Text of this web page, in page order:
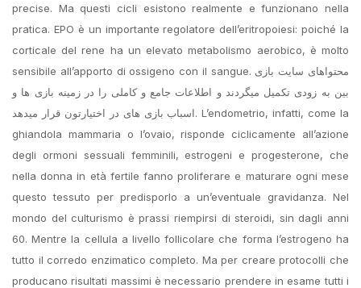
precise. Ma questi cicli esistono realmente e funzionano nella
pratica. EPO è un importante regolatore dell’eritropoiesi: poiché la
corticale del rene ha un elevato metabolismo aerobico, è molto
sensibile all’apporto di ossigeno con il sangue. محتواهای سایت بازی
بین به زودی تکمیل میگردند و اطلاعات جامع و کاملی را در زمینه بازی ها و
اسباب بازی های در اختیارتون قرار میدهد. L’endometrio, infatti, come la
ghiandola mammaria o l’ovaio, risponde ciclicamente all’azione
degli ormoni sessuali femminili, estrogeni e progesterone, che
nella donna in età fertile fanno proliferare e maturare ogni mese
questo tessuto per predisporlo a un’eventuale gravidanza. Nel
mondo del culturismo è prassi riempirsi di steroidi, sin dagli anni
60. Mentre la cellula a livello follicolare che forma l’estrogeno ha
tutto il corredo enzimatico completo. Ma per creare protocolli che
producano risultati massimi è necessario prendere in esame tutti i